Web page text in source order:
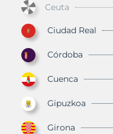
Ceuta
Ciudad Real
Córdoba
Cuenca
Gipuzkoa
Girona